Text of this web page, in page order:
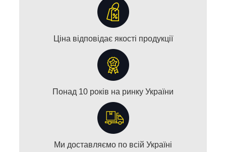
Ціна відповідає якості продукції
Понад 10 років на ринку України
Ми доставляємо по всій Україні